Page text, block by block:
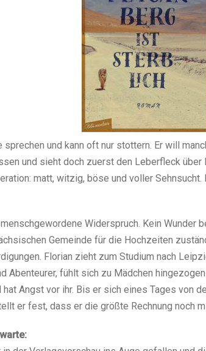
sprechen und kann oft nur stottern. Er will
und sieht doch zuerst den Leberfleck
matt, witzig, böse und voller
Widerspruch. Kein Wunder
Gemeinde für die Hochzeiten
Florian zieht zum Studium nach
Abenteurer, fühlt sich zu Mädchen
Angst vor ihr. Bis er sich eines Tages von
er fest, dass er die größte Rechnung noch